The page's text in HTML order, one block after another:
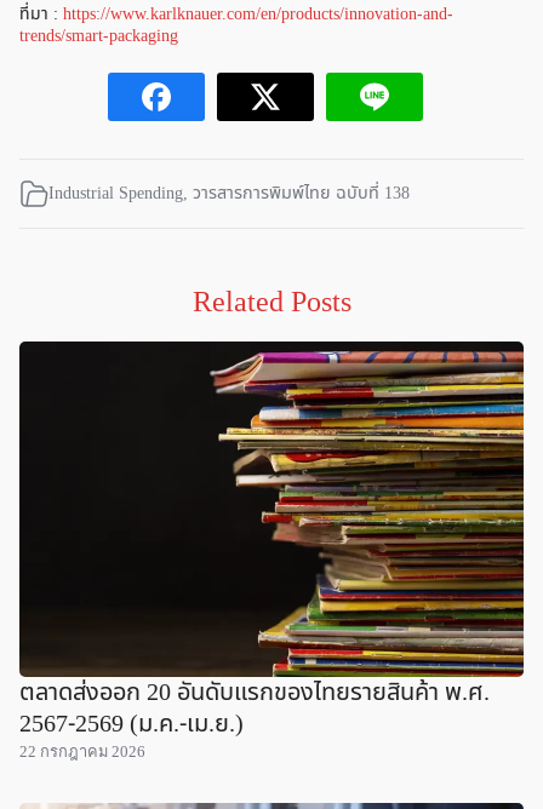
ที่มา : https://www.karlknauer.com/en/products/innovation-and-
trends/smart-packaging
Industrial Spending, วารสารการพิมพ์ไทย ฉบับที่ 138
Related Posts
ตลาดส่งออก 20 อันดับแรกของไทยรายสินค้า พ.ศ.
2567-2569 (ม.ค.-เม.ย.)
22 กรกฎาคม 2026